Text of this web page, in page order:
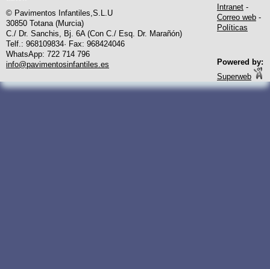
© Pavimentos Infantiles,S.L.U
30850 Totana (Murcia)
C./ Dr. Sanchis, Bj. 6A (Con C./ Esq. Dr. Marañón)
Telf.: 968109834· Fax: 968424046
WhatsApp: 722 714 796
info@pavimentosinfantiles.es
Intranet -
Correo web -
Políticas
Powered by:
Superweb